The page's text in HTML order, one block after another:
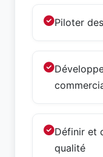
Piloter
Définir et
qualité